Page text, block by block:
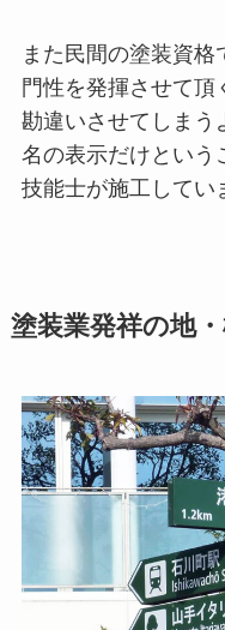
また民間の塗装資
門性を発揮させて頂
勘違いさせてしまう
名の表示だけという
技能士が施工してい
塗装業発祥の地